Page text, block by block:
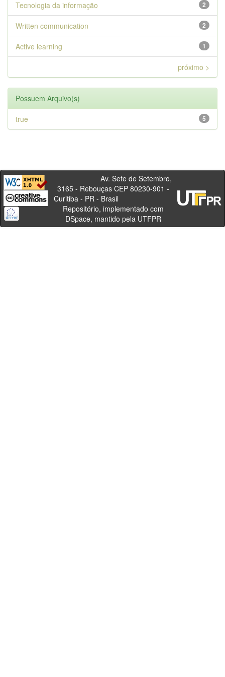
2
Tecnologia da informação
2
Written communication
1
Active learning
próximo >
Possuem Arquivo(s)
5
true
Av. Sete de Setembro,
3165 - Rebouças CEP 80230-901 -
Curitiba - PR - Brasil
Repositório, implementado com
DSpace, mantido pela UTFPR